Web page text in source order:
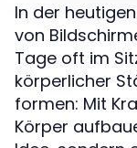
In der
von
Tage oft im
körperlicher
formen: Mit
Körper